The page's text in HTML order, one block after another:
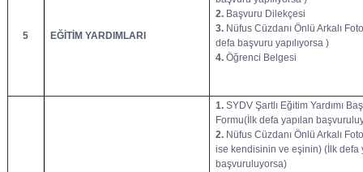
5 EĞİTİM YARDIMLARI
2. Başvuru Dilekçesi
3. Nüfus Cüzdanı Önlü Arkalı
defa başvuru yapılıyorsa )
4.Öğrenci Belgesi
1.SYDV Şartlı Eğitim Yardımı
Formu(İlk defa yapılan
2. Nüfus Cüzdanı Önlü Arkalı
ise kendisinin ve eşinin) (İlk defa
başvuruluyorsa)